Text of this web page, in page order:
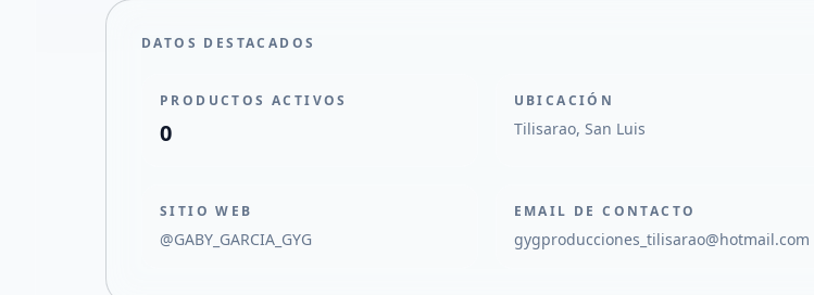
DATOS DESTACADOS
PRODUCTOS ACTIVOS
0
UBICACIÓN
Tilisarao, San Luis
SITIO WEB
@GABY_GARCIA_GYG
EMAIL DE CONTACTO
gygproducciones_tilisarao@hotmail.com